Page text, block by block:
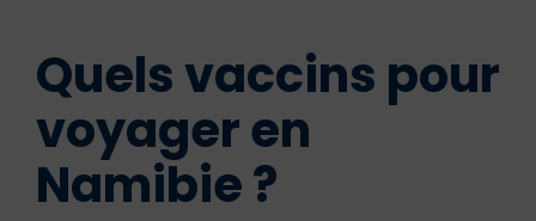
Quels vaccins pour
voyager en
Namibie ?